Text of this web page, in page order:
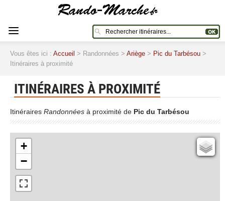
Vous êtes ici : Accueil > Randonnées > Ariège > Pic du Tarbésou >
Itinéraires à proximité
ITINÉRAIRES À PROXIMITÉ
Itinéraires Randonnées à proximité de Pic du Tarbésou
+
−